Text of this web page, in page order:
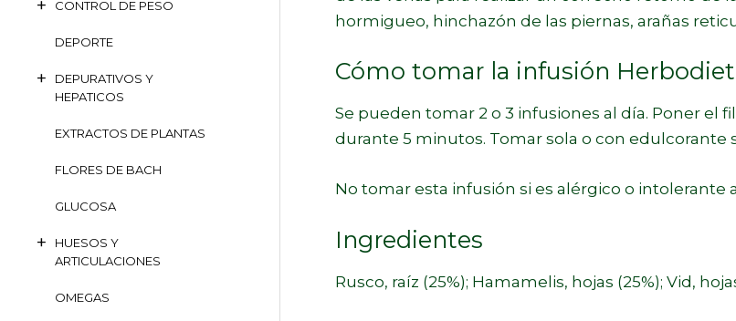
CONTROL DE PESO
DEPORTE
DEPURATIVOS Y
HEPATICOS
EXTRACTOS DE PLANTAS
FLORES DE BACH
GLUCOSA
HUESOS Y
ARTICULACIONES
OMEGAS
hormigueo, hinchazón de las piernas, arañas
Cómo tomar la infusión Herbodiet
Se pueden tomar 2 o 3 infusiones al día. Poner el
durante 5 minutos. Tomar sola o con edulcorante
No tomar esta infusión si es alérgico o intolerante
Ingredientes
Rusco, raíz (25%); Hamamelis, hojas (25%); Vid,